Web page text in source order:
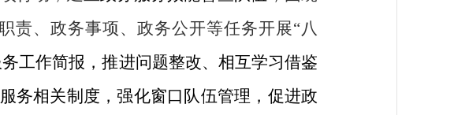
责、政务事项、政务公开等任务开展“八
工作简报，推进问题整改、相互学习借鉴
务相关制度，强化窗口队伍管理，促进政